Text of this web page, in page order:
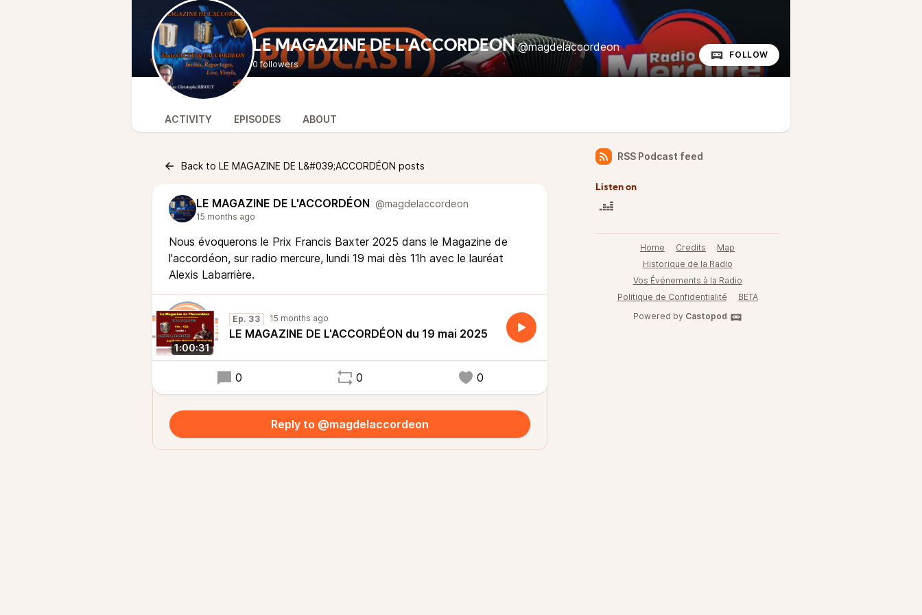
LE MAGAZINE DE L'ACCORDÉON @magdelaccordeon
0 followers
FOLLOW
ACTIVITY EPISODES ABOUT
Back to LE MAGAZINE DE L&#039;ACCORDÉON posts
LE MAGAZINE DE L'ACCORDÉON @magdelaccordeon
15 months ago
Nous évoquerons le Prix Francis Baxter 2025 dans le Magazine de
l'accordéon, sur radio mercure, lundi 19 mai dès 11h avec le lauréat
Alexis Labarrière.
1:00:31
Ep. 33 15 months ago
LE MAGAZINE DE L'ACCORDÉON du 19 mai 2025
0 0 0
Reply to @magdelaccordeon
RSS Podcast feed
Listen on
Home Credits
Map
Historique de la Radio
Vos Événements à la Radio
Politique de Confidentialité
BETA
Powered by Castopod